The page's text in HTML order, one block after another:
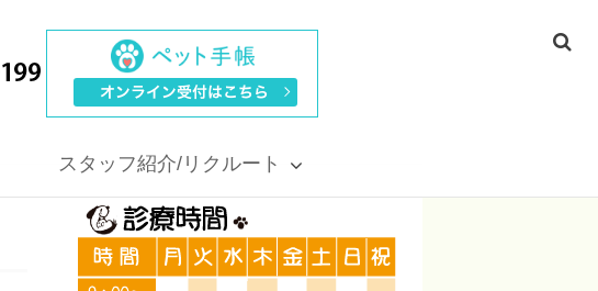
スタッフ紹介/リクルート